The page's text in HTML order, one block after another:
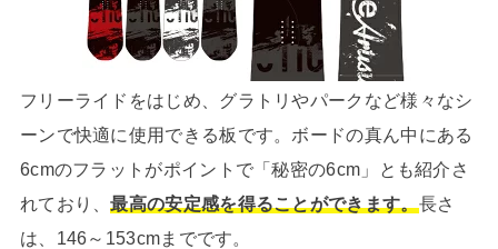
フリーライドをはじめ、グラトリやパークなど様々なシ
ーンで快適に使用できる板です。ボードの真ん中にある
6cmのフラットがポイントで「秘密の6cm」とも紹介さ
れており、最高の安定感を得ることができます。長さ
は、146～153cmまでです。